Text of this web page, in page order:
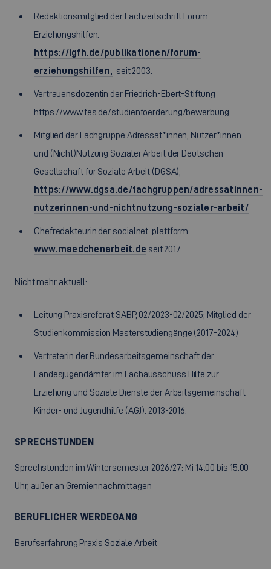
Redaktionsmitglied der Fachzeitschrift Forum
Erziehungshilfen.
https://igfh.de/publikationen/forum-
erziehungshilfen, seit 2003.
Vertrauensdozentin der Friedrich-Ebert-Stiftung
https://www.fes.de/studienfoerderung/bewerbung.
Mitglied der Fachgruppe Adressat*innen, Nutzer*innen
und (Nicht)Nutzung Sozialer Arbeit der Deutschen
Gesellschaft für Soziale Arbeit (DGSA),
https://www.dgsa.de/fachgruppen/adressatinnen-
nutzerinnen-und-nichtnutzung-sozialer-arbeit/
Chefredakteurin der socialnet-plattform
www.maedchenarbeit.de seit 2017.
Nicht mehr aktuell:
Leitung Praxisreferat SABP, 02/2023-02/2025; Mitglied der
Studienkommission Masterstudiengänge (2017-2024)
Vertreterin der Bundesarbeitsgemeinschaft der
Landesjugendämter im Fachausschuss Hilfe zur
Erziehung und Soziale Dienste der Arbeitsgemeinschaft
Kinder- und Jugendhilfe (AGJ). 2013-2016.
SPRECHSTUNDEN
Sprechstunden im Wintersemester 2026/27: Mi 14.00 bis 15.00
Uhr, außer an Gremiennachmittagen
BERUFLICHER WERDEGANG
Berufserfahrung Praxis Soziale Arbeit